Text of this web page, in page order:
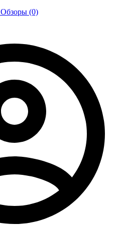
Обзоры (0)